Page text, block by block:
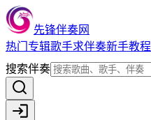
先锋伴奏网
热门 专辑歌手求伴奏新手教程
搜索伴奏